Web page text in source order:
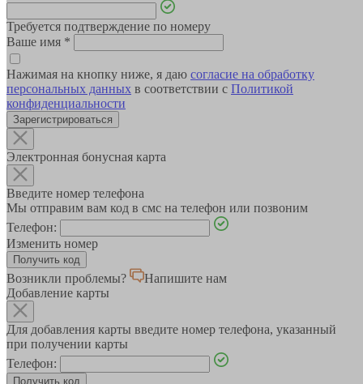
Требуется подтверждение по номеру
Ваше имя *
Нажимая на кнопку ниже, я даю согласие на обработку
персональных данных в соответствии с Политикой
конфиденциальности
Зарегистрироваться
Электронная бонусная карта
Введите номер телефона
Мы отправим вам код в смс на телефон или позвоним
Телефон:
Изменить номер
Возникли проблемы?
Напишите нам
Добавление карты
Для добавления карты введите номер телефона, указанный
при получении карты
Телефон: